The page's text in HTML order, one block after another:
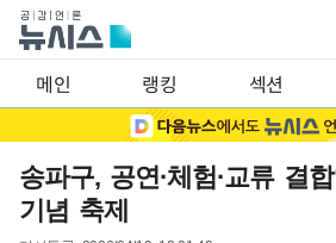
메인 랭킹 섹션
송파구, 공연·체험·교류 결
기념 축제